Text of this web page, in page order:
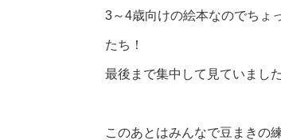
3～4歳向けの絵本なのでちょ
たち！
最後まで集中して見ていまし
このあとはみんなで豆まきの